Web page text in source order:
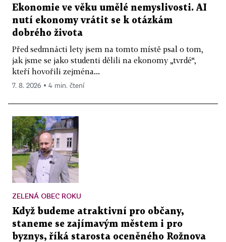
Ekonomie ve věku umělé nemyslivosti. AI
nutí ekonomy vrátit se k otázkám
dobrého života
Před sedmnácti lety jsem na tomto místě psal o tom,
jak jsme se jako studenti dělili na ekonomy „tvrdé“,
kteří hovořili zejména...
7. 8. 2026 ▪ 4 min. čtení
ZELENÁ OBEC ROKU
Když budeme atraktivní pro občany,
staneme se zajímavým městem i pro
byznys, říká starosta oceněného Rožnova